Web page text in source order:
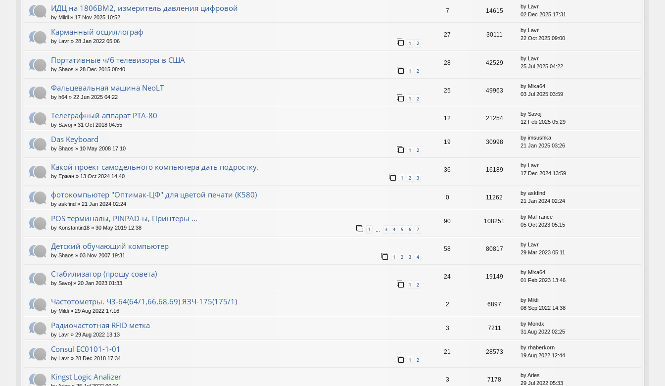
ИДЦ на 1806ВМ2, измеритель давления цифровой
by Mildi » 17 Nov 2025 10:52
7 14615
by Lavr
02 Dec 2025 17:31
Карманный осциллограф
by Lavr » 28 Jan 2022 05:06 1 2
27 30111
by Lavr
22 Oct 2025 09:00
Портативные ч/б телевизоры в США
by Shaos » 28 Dec 2015 08:40 1 2
28 42529
by Lavr
25 Jul 2025 04:22
Фальцевальная машина NeoLT
by h64 » 22 Jun 2025 04:22 1 2
25 49963
by Mixa64
03 Jul 2025 03:59
Телеграфный аппарат РТА-80
by Savoj » 31 Oct 2018 04:55
12 21254
by Savoj
12 Feb 2025 05:29
Das Keyboard
by Shaos » 10 May 2008 17:10 1 2
19 30998
by imsushka
21 Jan 2025 03:26
Какой проект самодельного компьютера дать подростку.
by Ержан » 13 Oct 2024 14:40 1 2 3
36 16189
by Lavr
17 Dec 2024 13:59
фотокомпьютер "Оптимак-ЦФ" для цветой печати (К580)
by askfind » 21 Jan 2024 02:24
0 11262
by askfind
21 Jan 2024 02:24
POS терминалы, PINPAD-ы, Принтеры ...
by Konstantin18 » 30 May 2019 12:38 1 … 3 4 5 6 7
90 108251
by MaFrance
05 Oct 2023 05:15
Детский обучающий компьютер
by Shaos » 03 Nov 2007 19:31 1 2 3 4
58 80817
by Lavr
29 Mar 2023 05:11
Стабилизатор (прошу совета)
by Savoj » 20 Jan 2023 01:33 1 2
24 19149
by Mixa64
01 Feb 2023 13:46
Частотометры. Ч3-64(64/1,66,68,69) ЯЗЧ-175(175/1)
by Mildi » 29 Aug 2022 17:16
2 6897
by Mildi
08 Sep 2022 14:38
Радиочастотная RFID метка
by Lavr » 29 Aug 2022 13:13
3 7211
by Mondx
31 Aug 2022 02:25
Consul EC0101-1-01
by Lavr » 28 Dec 2018 17:34 1 2
21 28573
by rhaberkorn
19 Aug 2022 12:44
Kingst Logic Analizer 3 7178
byAries
29 Jul 2022 05:33